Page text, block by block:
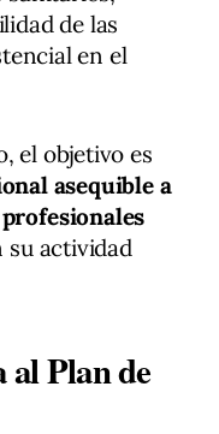
de las
en el
el objetivo es
asequible a
su actividad
Plan de